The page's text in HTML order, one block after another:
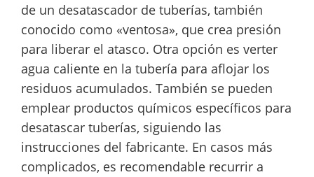
de un desatascador de tuberías, también
conocido como «ventosa», que crea presión
para liberar el atasco. Otra opción es verter
agua caliente en la tubería para aflojar los
residuos acumulados. También se pueden
emplear productos químicos específicos para
desatascar tuberías, siguiendo las
instrucciones del fabricante. En casos más
complicados, es recomendable recurrir a